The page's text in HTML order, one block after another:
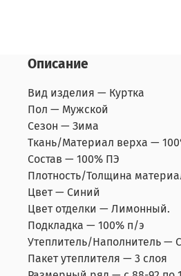
Описание
Вид изделия — Куртка
Пол — Мужской
Сезон — Зима
Ткань/Материал верха —
Состав — 100% ПЭ
Плотность/Толщина
Цвет — Синий
Цвет отделки — Лимонный.
Подкладка — 100% п/э
Утеплитель/Наполнитель —
Пакет утеплителя — 3 слоя